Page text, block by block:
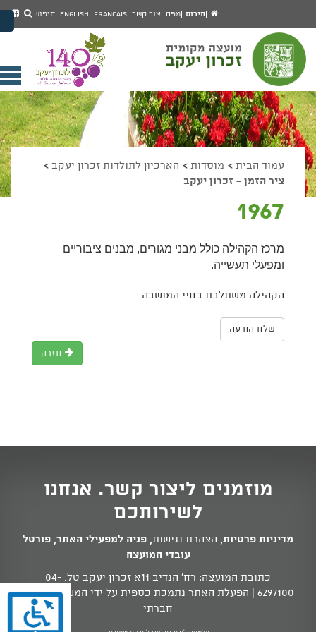
מעבר לתפריט ראשי
הגדל גודל פונט
הקטן גודל פונט
מצב ניגודיות גבוהה
מצב ניגודיות נמוכה
הצג קישורים
הצהרת נגישות
עמוד
הבית
חירום מפה צור קשר Francais
English חיפוש
עמוד הבית > מוסדות > הארכיון לתולדות זכרון יעקב >
ציר הזמן - זכרון יעקב
1967
מרכז הקהילה כולל מבני מגורים, מבנים ציבוריים
ומפעלי תעשייה.
הקהילה משתלבת בחיי המושבה.
שלח הודעה
חזרה
מוזמנים ליצור קשר. אנחנו
לשירותכם
מדיניות פרטיות, הצהרת נגישות, פניה למפעילי האתר, פורטל
עובדי המועצה
כתובת המועצה: רח' הנדיב 11א זכרון יעקב טל.
04-
6297100 | הפעלת האתר נתמכת כספית על ידי המשרד לשוויון
חברתי